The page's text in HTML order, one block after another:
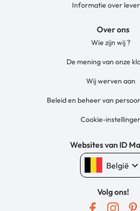
Informatie over
Over ons
Wie zijn wij ?
De mening van onze
Wij werven aan
Beleid en beheer van
Cookie-
Websites van ID
België keyboard_arrow_down
Volg ons!